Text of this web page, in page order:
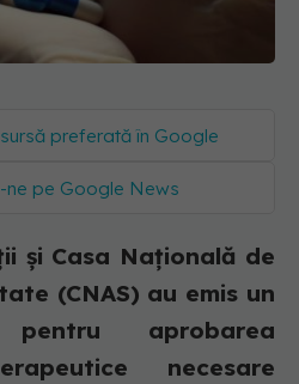
preferată în Google
ne pe Google News
și Casa Națională de
(CNAS) au emis un
aprobarea
necesare